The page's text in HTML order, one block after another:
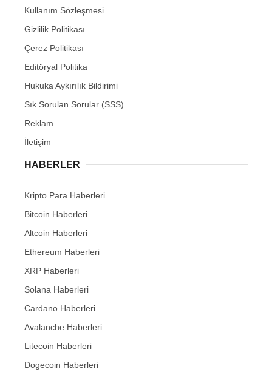
Kullanım Sözleşmesi
Gizlilik Politikası
Çerez Politikası
Editöryal Politika
Hukuka Aykırılık Bildirimi
Sık Sorulan Sorular (SSS)
Reklam
İletişim
HABERLER
Kripto Para Haberleri
Bitcoin Haberleri
Altcoin Haberleri
Ethereum Haberleri
XRP Haberleri
Solana Haberleri
Cardano Haberleri
Avalanche Haberleri
Litecoin Haberleri
Dogecoin Haberleri